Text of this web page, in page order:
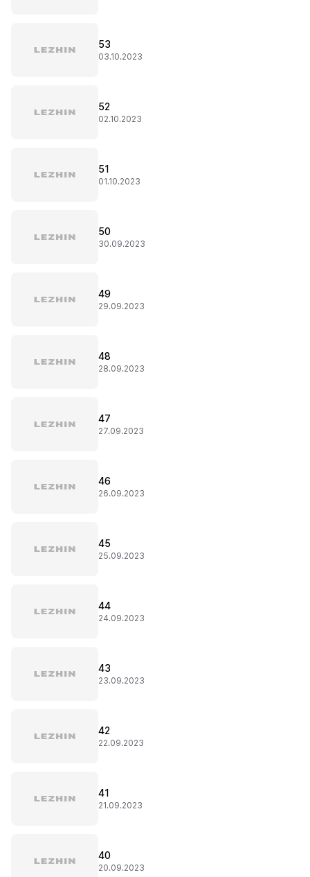
53
03.10.2023
52
02.10.2023
51
01.10.2023
50
30.09.2023
49
29.09.2023
48
28.09.2023
47
27.09.2023
46
26.09.2023
45
25.09.2023
44
24.09.2023
43
23.09.2023
42
22.09.2023
41
21.09.2023
40
20.09.2023